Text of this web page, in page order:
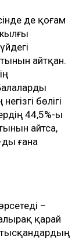
де қоғам
айтқан.
бөлігі
44,5%-ы
айтса,
ғана
–
қарай